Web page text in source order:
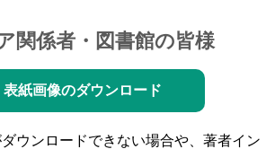
関係者・図書館の皆様
表紙画像のダウンロード
ウンロードできない場合や、著者イン